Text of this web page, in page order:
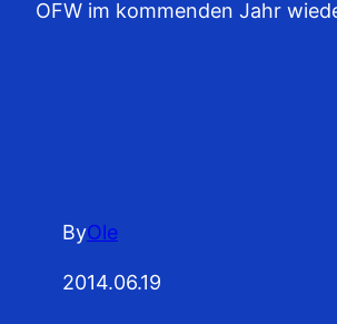
OFW im kommenden Jahr
ByOle
2014.06.19